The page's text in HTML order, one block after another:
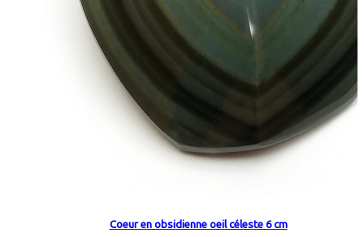
Coeur en obsidienne oeil céleste 6 cm